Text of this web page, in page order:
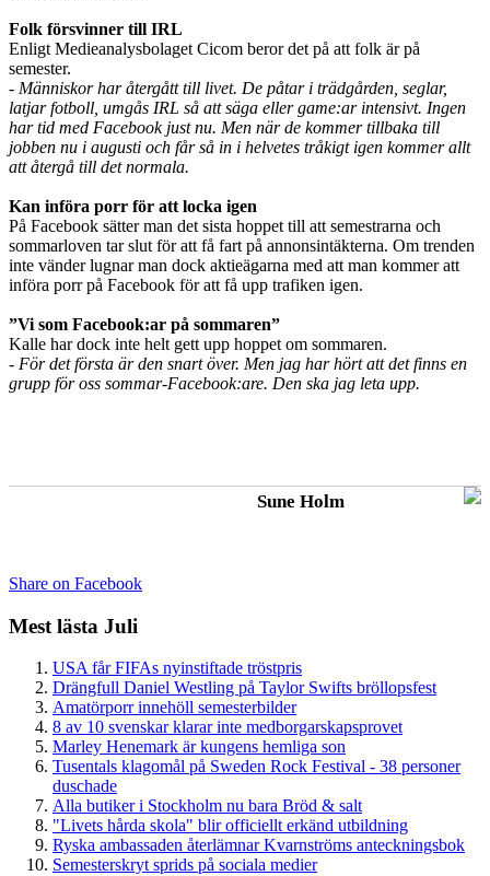
Folk försvinner till IRL
Enligt Medieanalysbolaget Cicom beror det på att folk är på
semester.
- Människor har återgått till livet. De påtar i trädgården, seglar,
latjar fotboll, umgås IRL så att säga eller game:ar intensivt. Ingen
har tid med Facebook just nu. Men när de kommer tillbaka till
jobben nu i augusti och får så in i helvetes tråkigt igen kommer allt
att återgå till det normala.
Kan införa porr för att locka igen
På Facebook sätter man det sista hoppet till att semestrarna och
sommarloven tar slut för att få fart på annonsintäkterna. Om trenden
inte vänder lugnar man dock aktieägarna med att man kommer att
införa porr på Facebook för att få upp trafiken igen.
”Vi som Facebook:ar på sommaren”
Kalle har dock inte helt gett upp hoppet om sommaren.
- För det första är den snart över. Men jag har hört att det finns en
grupp för oss sommar-Facebook:are. Den ska jag leta upp.
Sune Holm
Share on Facebook
Mest lästa Juli
USA får FIFAs nyinstiftade tröstpris
Drängfull Daniel Westling på Taylor Swifts bröllopsfest
Amatörporr innehöll semesterbilder
8 av 10 svenskar klarar inte medborgarskapsprovet
Marley Henemark är kungens hemliga son
Tusentals klagomål på Sweden Rock Festival - 38 personer
duschade
Alla butiker i Stockholm nu bara Bröd & salt
"Livets hårda skola" blir officiellt erkänd utbildning
Ryska ambassaden återlämnar Kvarnströms anteckningsbok
Semesterskryt sprids på sociala medier